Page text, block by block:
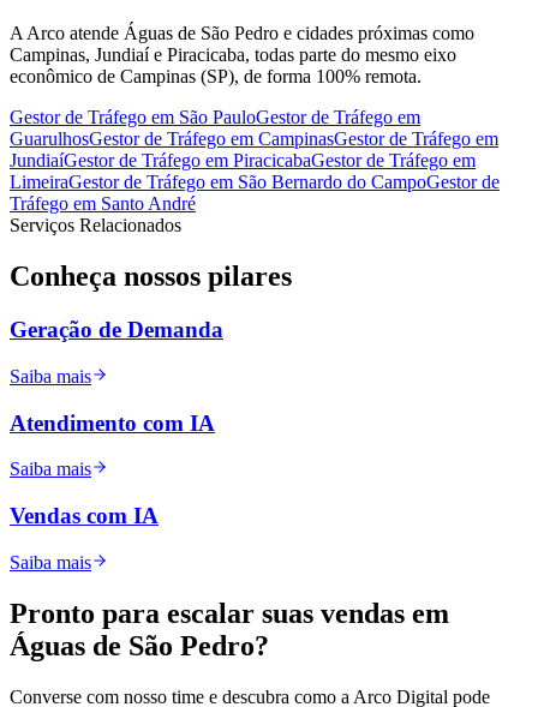
A Arco atende Águas de São Pedro e cidades próximas como
Campinas, Jundiaí e Piracicaba, todas parte do mesmo eixo
econômico de Campinas (SP), de forma 100% remota.
Gestor de Tráfego em São PauloGestor de Tráfego em
GuarulhosGestor de Tráfego em CampinasGestor de Tráfego em
JundiaíGestor de Tráfego em PiracicabaGestor de Tráfego em
LimeiraGestor de Tráfego em São Bernardo do CampoGestor de
Tráfego em Santo André
Serviços Relacionados
Conheça nossos pilares
Geração de Demanda
Saiba mais
Atendimento com IA
Saiba mais
Vendas com IA
Saiba mais
Pronto para escalar suas vendas em
Águas de São Pedro?
Converse com nosso time e descubra como a Arco Digital pode